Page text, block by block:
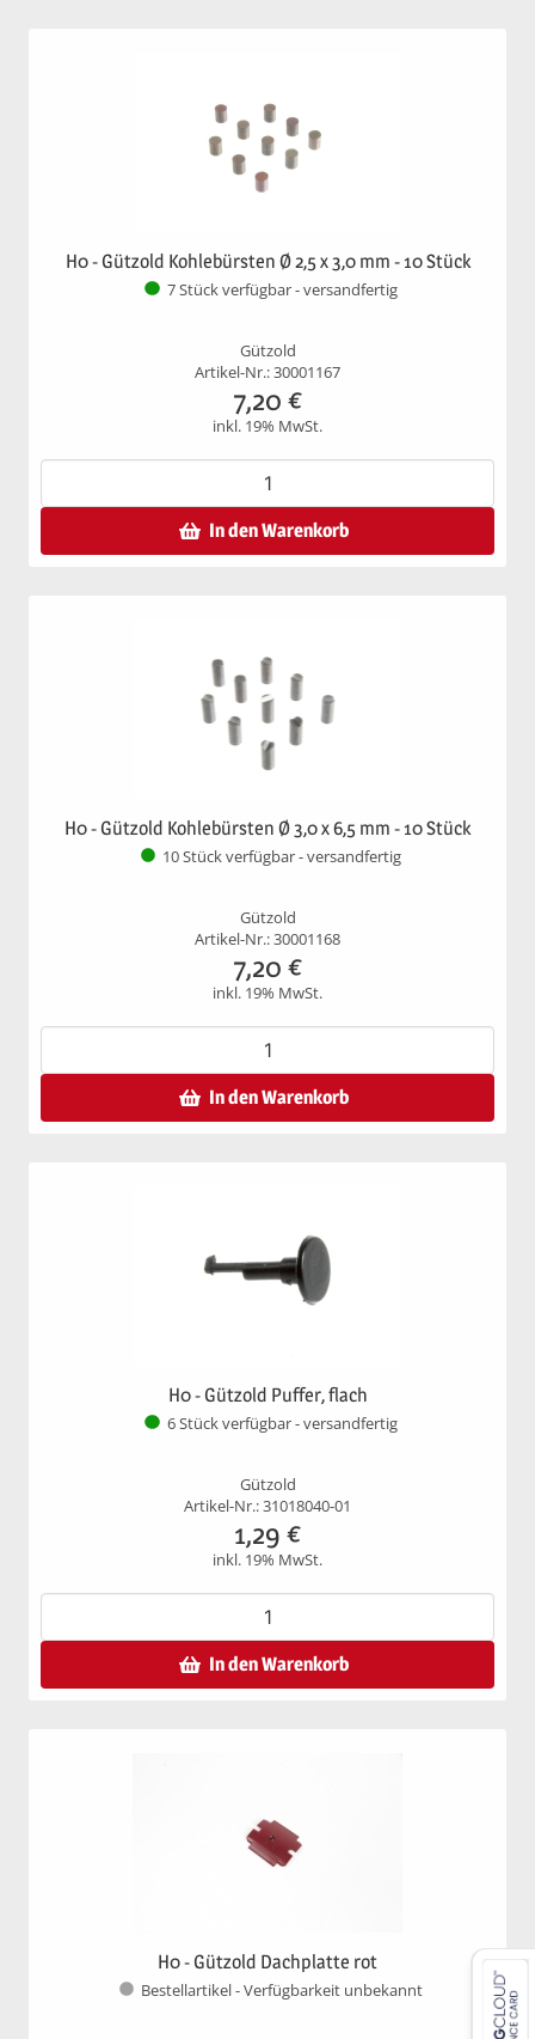
H0 - Gützold Kohlebürsten Ø 2,5 x 3,0 mm - 10 Stück
7 Stück verfügbar - versandfertig
Gützold
Artikel-Nr.: 30001167
7,20 €
inkl. 19% MwSt.
In den Warenkorb
H0 - Gützold Kohlebürsten Ø 3,0 x 6,5 mm - 10 Stück
10 Stück verfügbar - versandfertig
Gützold
Artikel-Nr.: 30001168
7,20 €
inkl. 19% MwSt.
In den Warenkorb
H0 - Gützold Puffer, flach
6 Stück verfügbar - versandfertig
Gützold
Artikel-Nr.: 31018040-01
1,29 €
inkl. 19% MwSt.
In den Warenkorb
H0 - Gützold Dachplatte rot
Bestellartikel - Verfügbarkeit unbekannt